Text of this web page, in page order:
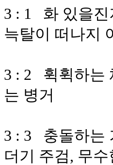
3 : 1 화 있을진
늑탈이 떠나지
3 : 2 휙휙하는
는 병거
3 : 3 충돌하는
더기 주검, 무